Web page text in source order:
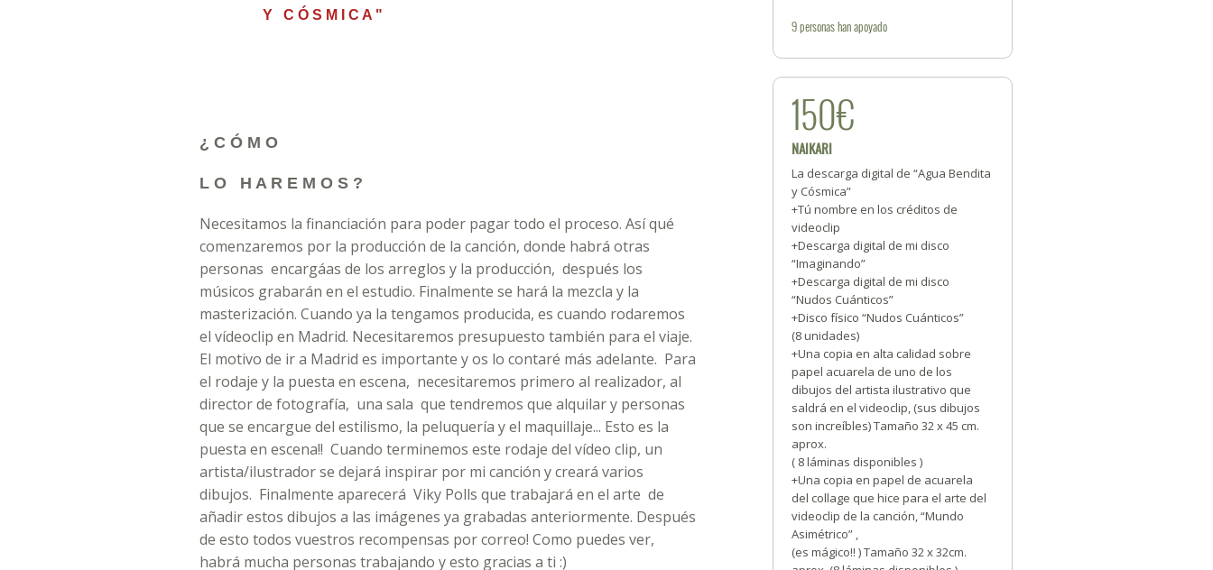
Y C Ó S M I C A "
¿ C Ó M O
L O H A R E M O S ?
Necesitamos la financiación para poder pagar todo el proceso. Así qué
comenzaremos por la producción de la canción, donde habrá otras
personas encargáas de los arreglos y la producción, después los
músicos grabarán en el estudio. Finalmente se hará la mezcla y la
masterización. Cuando ya la tengamos producida, es cuando rodaremos
el vídeoclip en Madrid. Necesitaremos presupuesto también para el viaje.
El motivo de ir a Madrid es importante y os lo contaré más adelante. Para
el rodaje y la puesta en escena, necesitaremos primero al realizador, al
director de fotografía, una sala que tendremos que alquilar y personas
que se encargue del estilismo, la peluquería y el maquillaje... Esto es la
puesta en escena!! Cuando terminemos este rodaje del vídeo clip, un
artista/ilustrador se dejará inspirar por mi canción y creará varios
dibujos. Finalmente aparecerá Viky Polls que trabajará en el arte de
añadir estos dibujos a las imágenes ya grabadas anteriormente. Después
de esto todos vuestros recompensas por correo! Como puedes ver,
habrá mucha personas trabajando y esto gracias a ti :)
9personashan apoyado
150€
NAIKARI
La descarga digital de “Agua Bendita
y Cósmica”
+Tú nombre en los créditos de
videoclip
+Descarga digital de mi disco
“Imaginando”
+Descarga digital de mi disco
“Nudos Cuánticos”
+Disco físico “Nudos Cuánticos”
(8 unidades)
+Una copia en alta calidad sobre
papel acuarela de uno de los
dibujos del artista ilustrativo que
saldrá en el videoclip, (sus dibujos
son increíbles) Tamaño 32 x 45 cm.
aprox.
( 8 láminas disponibles )
+Una copia en papel de acuarela
del collage que hice para el arte del
videoclip de la canción, “Mundo
Asimétrico” ,
(es mágico!! ) Tamaño 32 x 32cm.